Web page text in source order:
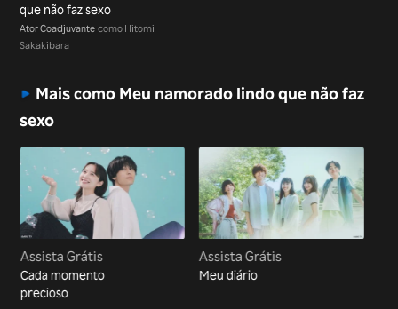
que não faz sexo
Ator Coadjuvante como Hitomi
Sakakibara
Mais como Meu namorado lindo que não faz
sexo
Assista Grátis
Cada momento
precioso
Assista Grátis
Meu diário